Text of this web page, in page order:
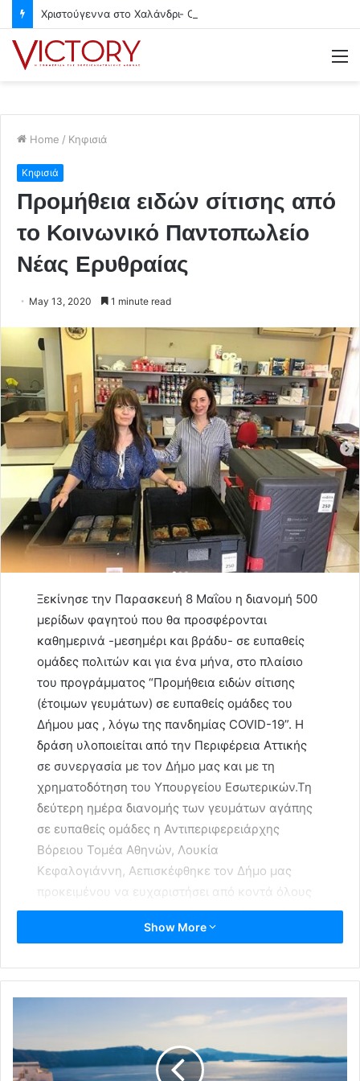
Home / Κηφισιά
Κηφισιά
Προμήθεια ειδών σίτισης από
το Κοινωνικό Παντοπωλείο
Νέας Ερυθραίας
May 13, 2020 1 minute read
Ξεκίνησε την Παρασκευή 8 Μαΐου η διανομή 500
μερίδων φαγητού που θα προσφέρονται
καθημερινά -μεσημέρι και βράδυ- σε ευπαθείς
ομάδες πολιτών και για ένα μήνα, στο πλαίσιο
του προγράμματος “Προμήθεια ειδών σίτισης
(έτοιμων γευμάτων) σε ευπαθείς ομάδες του
Δήμου μας , λόγω της πανδημίας COVID-19”. Η
δράση υλοποιείται από την Περιφέρεια Αττικής
σε συνεργασία με τον Δήμο μας και με τη
χρηματοδότηση του Υπουργείου Εσωτερικών.Τη
δεύτερη ημέρα διανομής των γευμάτων αγάπης
σε ευπαθείς ομάδες η Αντιπεριφερειάρχης
Βόρειου Τομέα Αθηνών, Λουκία
Κεφαλογιάννη, Αεπισκέφθηκε τον Δήμο μας
προκειμένου να ευχαριστήσει από κοντά όλους
τους εμπλεκόμενους φορείς σε αυτή την αλυσίδα
αγάπης και προσφοράς!Τη διανομή των
Καραλή σε συνεργασία με τις Κοινωνικές
Υπηρεσίες του Δήμου μας.Ο Δήμαρχος Κηφισιάς
Εσωτερικών, τον Περιφερειάρχη και την
Show More